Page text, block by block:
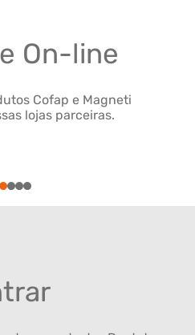
On-line
Cofap e Magneti
lojas parceiras.
1234